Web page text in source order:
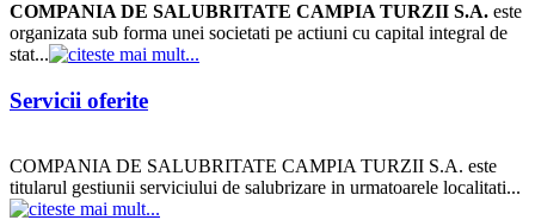
COMPANIA DE SALUBRITATE CAMPIA TURZII S.A. este
organizata sub forma unei societati pe actiuni cu capital integral de
stat...
Servicii oferite
COMPANIA DE SALUBRITATE CAMPIA TURZII S.A. este
titularul gestiunii serviciului de salubrizare in urmatoarele localitati...